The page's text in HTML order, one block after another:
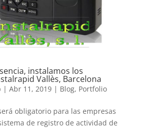
instalamos los
Vallès, Barcelona
| Abr 11, 2019| Blog, Portfolio
obligatorio para las empresas
de registro de actividad de